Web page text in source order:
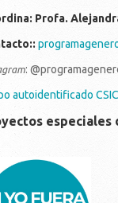
Profa.
m:
autoidentificado CSIC
especiales
810f-